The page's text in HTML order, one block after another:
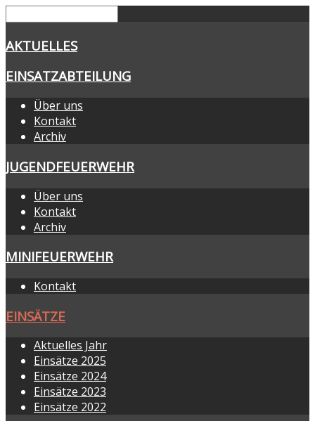
AKTUELLES
EINSATZABTEILUNG
Über uns
Kontakt
Archiv
JUGENDFEUERWEHR
Über uns
Kontakt
Archiv
MINIFEUERWEHR
Kontakt
EINSÄTZE
Aktuelles Jahr
Einsätze 2025
Einsätze 2024
Einsätze 2023
Einsätze 2022